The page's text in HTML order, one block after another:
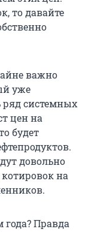
то давайте
важно
уже
ряд системных
цен на
будет
довольно
на
Правда